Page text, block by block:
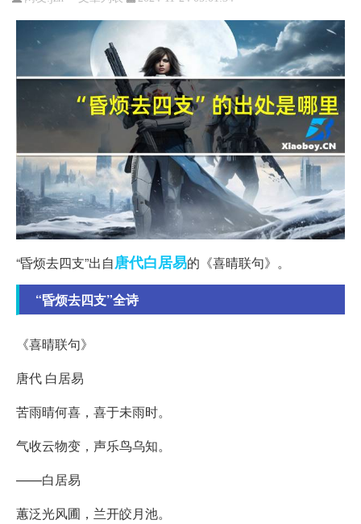
“昏烦去四支”出自唐代白居易的《喜晴联句》。
“昏烦去四支”全诗
《喜晴联句》
唐代 白居易
苦雨晴何喜，喜于未雨时。
气收云物变，声乐鸟乌知。
——白居易
蕙泛光风圃，兰开皎月池。